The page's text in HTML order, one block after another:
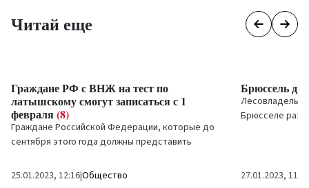
Читай еще
Граждане РФ с ВНЖ на тест по
латышскому смогут записаться с 1
февраля(8)
Граждане Российской Федерации, которые до
сентября этого года должны представить
чтобы получить...
25.01.2023, 12:16|Общество
Брюссель
Брюсселе
27.01.2023, 11:00